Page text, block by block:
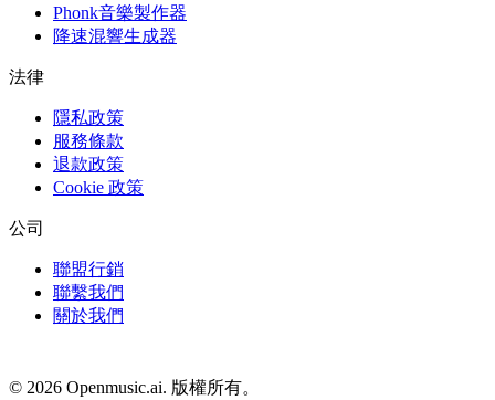
Phonk音樂製作器
降速混響生成器
法律
隱私政策
服務條款
退款政策
Cookie 政策
公司
聯盟行銷
聯繫我們
關於我們
© 2026 Openmusic.ai. 版權所有。